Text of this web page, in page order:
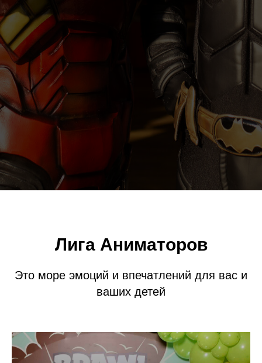
Лига Аниматоров
Это море эмоций и впечатлений для вас и
ваших детей